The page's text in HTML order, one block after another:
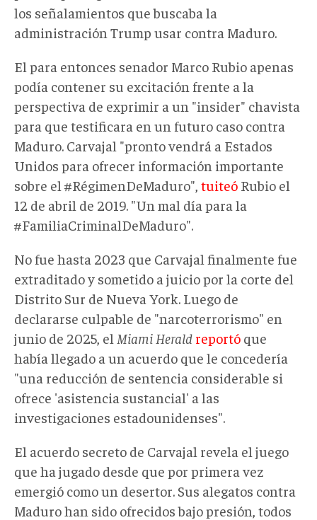
los señalamientos que buscaba la
administración Trump usar contra Maduro.
El para entonces senador Marco Rubio apenas
podía contener su excitación frente a la
perspectiva de exprimir a un "insider" chavista
para que testificara en un futuro caso contra
Maduro. Carvajal "pronto vendrá a Estados
Unidos para ofrecer información importante
sobre el #RégimenDeMaduro", tuiteó Rubio el
12 de abril de 2019. "Un mal día para la
#FamiliaCriminalDeMaduro".
No fue hasta 2023 que Carvajal finalmente fue
extraditado y sometido a juicio por la corte del
Distrito Sur de Nueva York. Luego de
declararse culpable de "narcoterrorismo" en
junio de 2025, el Miami Herald reportó que
había llegado a un acuerdo que le concedería
"una reducción de sentencia considerable si
ofrece 'asistencia sustancial' a las
investigaciones estadounidenses".
El acuerdo secreto de Carvajal revela el juego
que ha jugado desde que por primera vez
emergió como un desertor. Sus alegatos contra
Maduro han sido ofrecidos bajo presión, todos